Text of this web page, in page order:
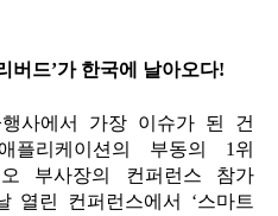
버드’가 한국에 날아오다!
행사에서 가장 이슈가 된 건
리케이션의 부동의 1위
오 부사장의 컨퍼런스 참가
열린 컨퍼런스에서 ‘스마트